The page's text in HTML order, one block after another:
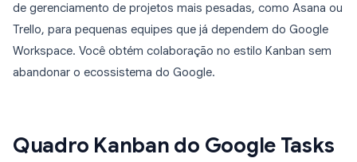
de gerenciamento de projetos mais pesadas, como Asana ou
Trello, para pequenas equipes que já dependem do Google
Workspace. Você obtém colaboração no estilo Kanban sem
abandonar o ecossistema do Google.
Quadro Kanban do Google Tasks